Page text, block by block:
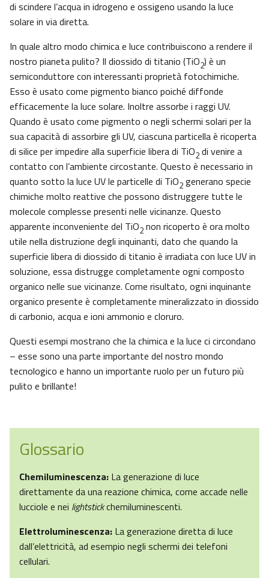
di scindere l’acqua in idrogeno e ossigeno usando la luce
solare in via diretta.
In quale altro modo chimica e luce contribuiscono a rendere il
nostro pianeta pulito? Il diossido di titanio (TiO2) è un
semiconduttore con interessanti proprietà fotochimiche.
Esso è usato come pigmento bianco poiché diffonde
efficacemente la luce solare. Inoltre assorbe i raggi UV.
Quando è usato come pigmento o negli schermi solari per la
sua capacità di assorbire gli UV, ciascuna particella è ricoperta
di silice per impedire alla superficie libera di TiO2 di venire a
contatto con l’ambiente circostante. Questo è necessario in
quanto sotto la luce UV le particelle di TiO2 generano specie
chimiche molto reattive che possono distruggere tutte le
molecole complesse presenti nelle vicinanze. Questo
apparente inconveniente del TiO2 non ricoperto è ora molto
utile nella distruzione degli inquinanti, dato che quando la
superficie libera di diossido di titanio è irradiata con luce UV in
soluzione, essa distrugge completamente ogni composto
organico nelle sue vicinanze. Come risultato, ogni inquinante
organico presente è completamente mineralizzato in diossido
di carbonio, acqua e ioni ammonio e cloruro.
Questi esempi mostrano che la chimica e la luce ci circondano
– esse sono una parte importante del nostro mondo
tecnologico e hanno un importante ruolo per un futuro più
pulito e brillante!
Glossario
Chemiluminescenza: La generazione di luce
direttamente da una reazione chimica, come accade nelle
lucciole e nei lightstickchemiluminescenti.
Elettroluminescenza: La generazione diretta di luce
dall’elettricità, ad esempio negli schermi dei telefoni
cellulari.